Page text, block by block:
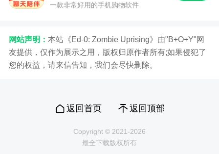
一款非常好用的手机购物软件
网站声明： 本站《Ed-0: Zombie Uprising》由"B+O+Y"网
友提供，仅作为展示之用，版权归原作者所有;如果侵犯了
您的权益，请来信告知，我们会尽快删除。
返回首页 返回顶部
Copyright © 2021-2026
最全下载版权所有